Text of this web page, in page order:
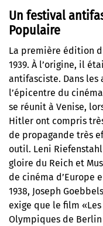
Un festival
Populaire
La première édition
1939. À l’origine, il
antifasciste. Dans les
l’épicentre du
se réunit à Venise,
Hitler ont compris
de propagande très
outil. Leni
gloire du Reich et
de cinéma d’Europe
1938, Joseph
exige que le film
Olympiques de